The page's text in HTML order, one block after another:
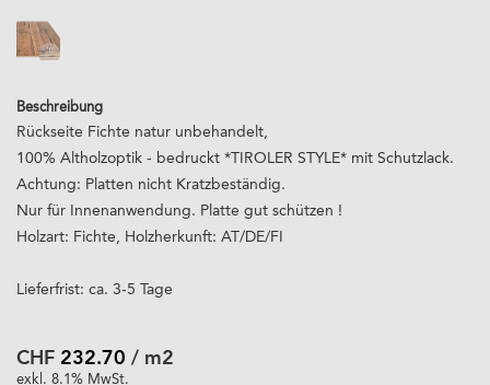
Beschreibung
Rückseite Fichte natur unbehandelt,
100% Altholzoptik - bedruckt *TIROLER STYLE* mit Schutzlack.
Achtung: Platten nicht Kratzbeständig.
Nur für Innenanwendung. Platte gut schützen !
Holzart: Fichte, Holzherkunft: AT/DE/FI
Lieferfrist: ca. 3-5 Tage
CHF 232.70 / m2
exkl. 8.1% MwSt.